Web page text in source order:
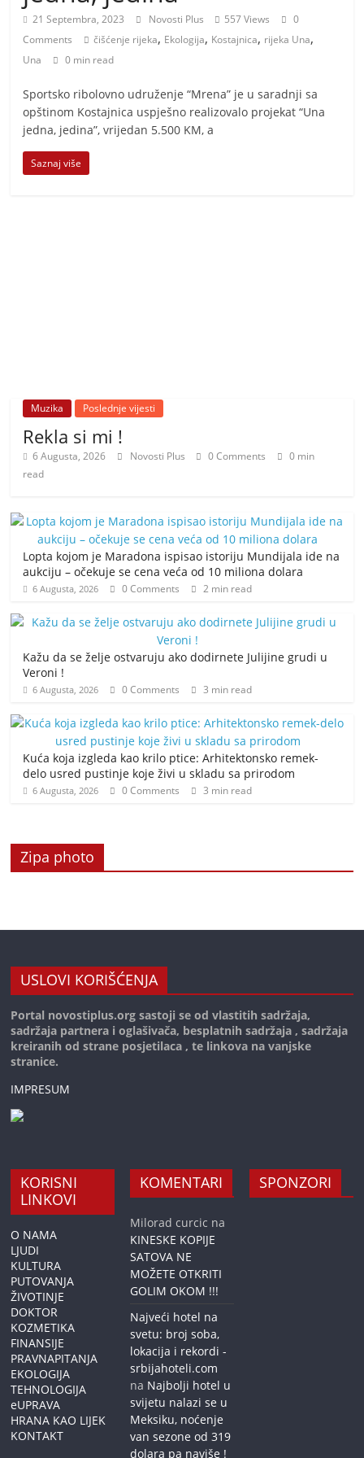
i
t
i
n
i
h
21 Septembra, 2023 Novosti Plus 557 Views
0
Comments
čišćenje rijeka, Ekologija, Kostajnica, rijeka Una,
Una 0 min read
Sportsko ribolovno udruženje “Mrena” je u saradnji sa
opštinom Kostajnica uspješno realizovalo projekat “Una
jedna, jedina”, vrijedan 5.500 KM, a
Saznaj više
Muzika Poslednje vijesti
Rekla si mi !
6 Augusta, 2026 Novosti Plus 0 Comments
0 min
read
Lopta kojom je Maradona ispisao istoriju Mundijala ide na
aukciju – očekuje se cena veća od 10 miliona dolara
6 Augusta, 2026 0 Comments 2 min read
Kažu da se želje ostvaruju ako dodirnete Julijine grudi u
Veroni !
6 Augusta, 2026 0 Comments 3 min read
Kuća koja izgleda kao krilo ptice: Arhitektonsko remek-
delo usred pustinje koje živi u skladu sa prirodom
6 Augusta, 2026 0 Comments 3 min read
Zipa photo
USLOVI KORIŠĆENJA
Portal novostiplus.org sastoji se od vlastitih sadržaja,
sadržaja partnera i oglašivača, besplatnih sadržaja , sadržaja
kreiranih od strane posjetilaca , te linkova na vanjske
stranice.
IMPRESUM
KORISNI
LINKOVI
O NAMA
LJUDI
KULTURA
PUTOVANJA
ŽIVOTINJE
DOKTOR
KOZMETIKA
FINANSIJE
PRAVNAPITANJA
EKOLOGIJA
TEHNOLOGIJA
eUPRAVA
HRANA KAO LIJEK
KONTAKT
KOMENTARI
Milorad curcic na
KINESKE KOPIJE
SATOVA NE
MOŽETE OTKRITI
GOLIM OKOM !!!
Najveći hotel na
svetu: broj soba,
lokacija i rekordi -
srbijahoteli.com
na Najbolji hotel u
svijetu nalazi se u
Meksiku, noćenje
van sezone od 319
dolara pa naviše !
SPONZORI